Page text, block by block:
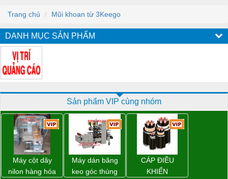
Trang chủ Mũi khoan từ 3Keego
DANH MỤC SẢN PHẨM
Sản phẩm VIP cùng nhóm
Máy cột dây
nilon hàng hóa
Máy dán băng
keo góc thùng
CÁP ĐIỀU
KHIỂN